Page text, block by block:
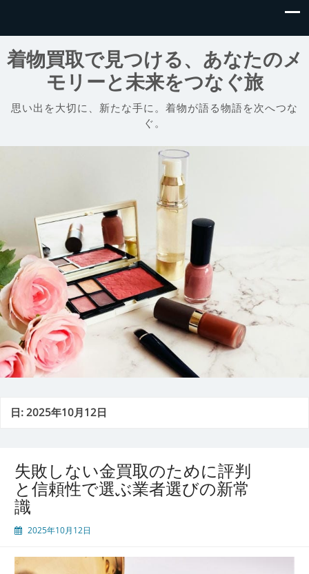
着物買取で見つける、あなたのメ
モリーと未来をつなぐ旅
思い出を大切に、新たな手に。着物が語る物語を次へつな
ぐ。
日:2025年10月12日
失敗しない金買取のために評判
と信頼性で選ぶ業者選びの新常
識
2025年10月12日